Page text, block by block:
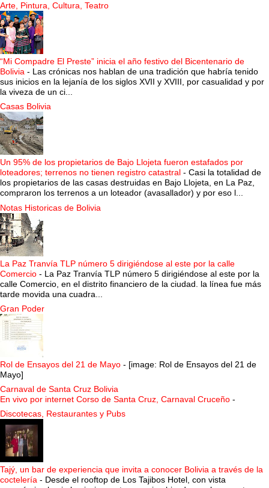
Arte, Pintura, Cultura, Teatro
“Mi Compadre El Preste” inicia el año festivo del Bicentenario de
Bolivia - Las crónicas nos hablan de una tradición que habría tenido
sus inicios en la lejanía de los siglos XVII y XVIII, por casualidad y por
la viveza de un ci...
Casas Bolivia
Un 95% de los propietarios de Bajo Llojeta fueron estafados por
loteadores; terrenos no tienen registro catastral - Casi la totalidad de
los propietarios de las casas destruidas en Bajo Llojeta, en La Paz,
compraron los terrenos a un loteador (avasallador) y por eso l...
Notas Historicas de Bolivia
La Paz Tranvía TLP número 5 dirigiéndose al este por la calle
Comercio - La Paz Tranvía TLP número 5 dirigiéndose al este por la
calle Comercio, en el distrito financiero de la ciudad. la línea fue más
tarde movida una cuadra...
Gran Poder
Rol de Ensayos del 21 de Mayo - [image: Rol de Ensayos del 21 de
Mayo]
Carnaval de Santa Cruz Bolivia
En vivo por internet Corso de Santa Cruz, Carnaval Cruceño -
Discotecas, Restaurantes y Pubs
Tajý, un bar de experiencia que invita a conocer Bolivia a través de la
coctelería - Desde el rooftop de Los Tajibos Hotel, con vista